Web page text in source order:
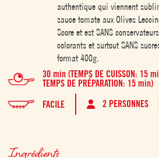
authentique qui viennent
sauce tomate aux Olives
Score et est SANS
colorants et surtout SANS
format 400g.
30 min (TEMPS DE CUISSON: 15
TEMPS DE PRÉPARATION: 15 min)
FACILE
2 PERSONNES
Ingrédients